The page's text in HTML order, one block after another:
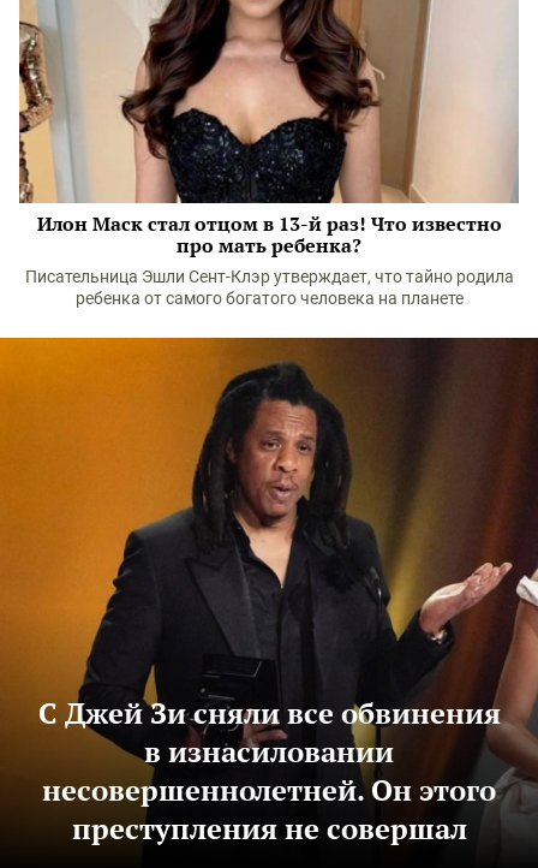
Илон Маск стал отцом в 13-й раз! Что известно
про мать ребенка?
Писательница Эшли Сент-Клэр утверждает, что тайно родила
ребенка от самого богатого человека на планете
С Джей Зи сняли все обвинения
в изнасиловании
несовершеннолетней. Он этого
преступления не совершал